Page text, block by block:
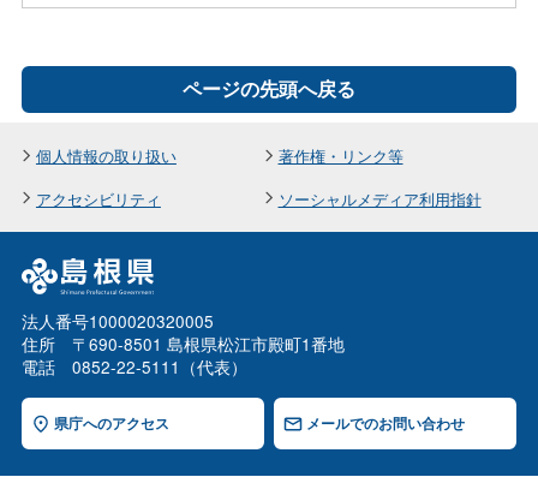
ページの先頭へ戻る
個人情報の取り扱い
著作権・リンク等
アクセシビリティ
ソーシャルメディア利用指針
法人番号1000020320005
住所 〒690-8501 島根県松江市殿町1番地
電話 0852-22-5111（代表）
県庁へのアクセス メールでのお問い合わせ